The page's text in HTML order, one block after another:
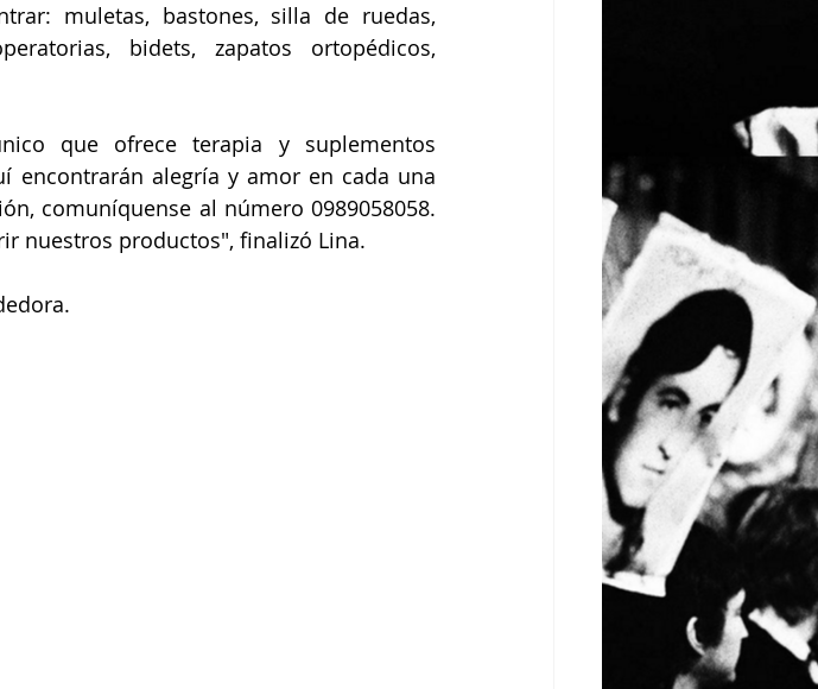
muletas, bastones, silla de ruedas,
bidets, zapatos ortopédicos,
que ofrece terapia y suplementos
encontrarán alegría y amor en cada una
comuníquense al número 0989058058.
nuestros productos", finalizó Lina.